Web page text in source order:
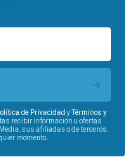
de Privacidad yTérminos y
recibir información u ofertas
sus afiliadas o de terceros.
momento.